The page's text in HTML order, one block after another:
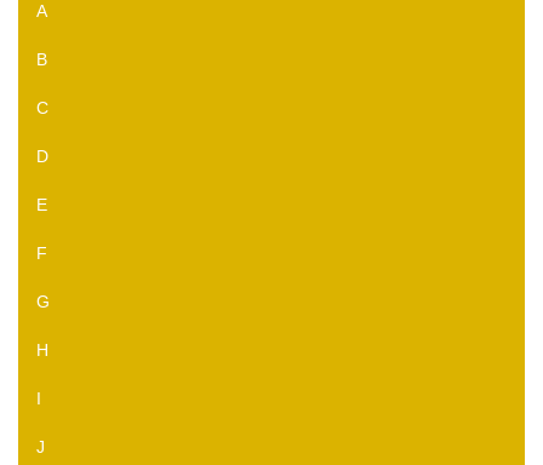
A
B
C
D
E
F
G
H
I
J